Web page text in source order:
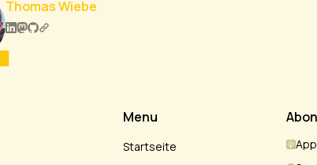
Thomas Wiebe
Menu
Startseite